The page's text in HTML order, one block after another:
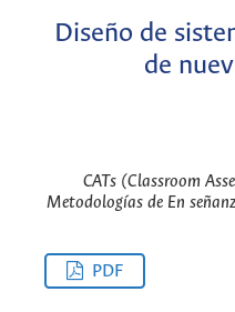
Diseño de
de
CATs (Classroom
Metodologías de En
PDF